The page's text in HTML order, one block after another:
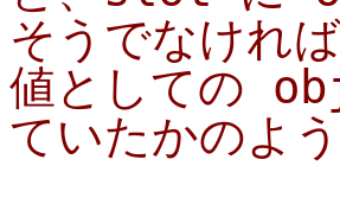
そうでなけれ
値としての
ていたかのよ